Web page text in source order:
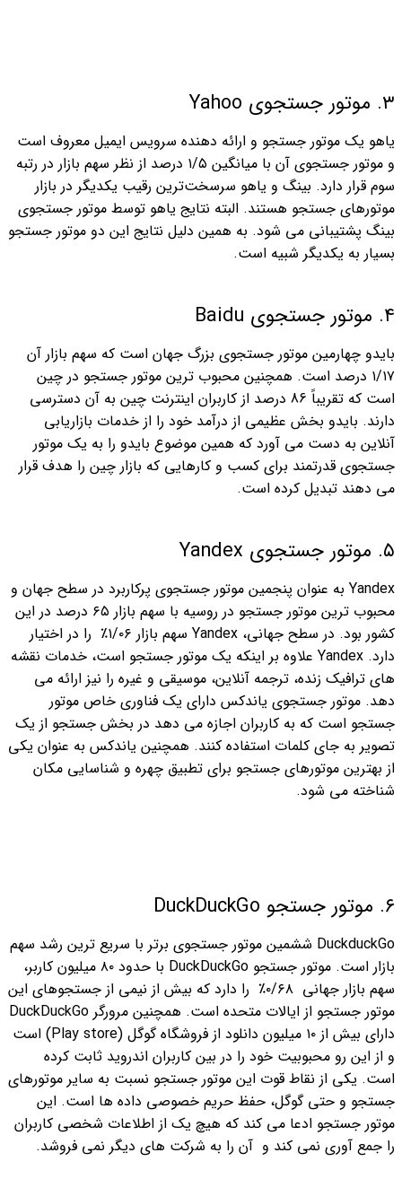
۳. موتور جستجوی Yahoo
یاهو یک موتور جستجو و ارائه دهنده سرویس ایمیل معروف است
و موتور جستجوی آن با میانگین ۱/۵ درصد از نظر سهم بازار در رتبه
سوم قرار دارد. بینگ و یاهو سرسخت‌ترین رقیب یکدیگر در بازار
موتورهای جستجو هستند. البته نتایج یاهو توسط موتور جستجوی
بینگ پشتیبانی می شود. به همین دلیل نتایج این دو موتور جستجو
بسیار به یکدیگر شبیه است.
۴. موتور جستجوی Baidu
بایدو چهارمین موتور جستجوی بزرگ جهان است که سهم بازار آن
۱/۱۷ درصد است. همچنین محبوب ترین موتور جستجو در چین
است که تقریباً 86 درصد از کاربران اینترنت چین به آن دسترسی
دارند. بایدو بخش عظیمی از درآمد خود را از خدمات بازاریابی
آنلاین به دست می آورد که همین موضوع بایدو را به یک موتور
جستجوی قدرتمند برای کسب و کارهایی که بازار چین را هدف قرار
می دهند تبدیل کرده است.
۵. موتور جستجوی Yandex
Yandex به عنوان پنجمین موتور جستجوی پرکاربرد در سطح جهان و
محبوب ترین موتور جستجو در روسیه با سهم بازار ۶۵ درصد در این
کشور بود. در سطح جهانی، Yandex سهم بازار ۱/۰۶٪
را در اختیار
دارد.
Yandex علاوه بر اینکه یک موتور جستجو است، خدمات نقشه
های ترافیک زنده، ترجمه آنلاین، موسیقی و غیره را نیز ارائه می
دهد. موتور جستجوی یاندکس دارای یک فناوری خاص موتور
جستجو است که به کاربران اجازه می دهد در بخش جستجو از یک
تصویر به جای کلمات استفاده کنند. همچنین یاندکس به عنوان یکی
از بهترین موتورهای جستجو برای تطبیق چهره و شناسایی مکان
شناخته می شود.
۶. موتور جستجو DuckDuckGo
DuckduckGo ششمین موتور جستجوی برتر با سریع ترین رشد سهم
بازار است. موتور جستجو DuckDuckGo
با حدود ۸۰ میلیون کاربر،
سهم بازار جهانی ۰/۶۸٪ را دارد که بیش از نیمی از جستجوهای این
موتور جستجو از ایالات متحده است. همچنین مرورگر DuckDuckGo
دارای بیش از ۱۰ میلیون دانلود از فروشگاه گوگل (Play store) است
و از این رو محبوبیت خود را در بین کاربران اندروید ثابت کرده
است. یکی از نقاط قوت این موتور جستجو نسبت به سایر موتورهای
جستجو و حتی گوگل، حفظ حریم خصوصی داده ها است. این
موتور جستجو ادعا می کند که هیچ یک از اطلاعات شخصی کاربران
را جمع آوری نمی کند و آن را به شرکت های دیگر نمی فروشد.